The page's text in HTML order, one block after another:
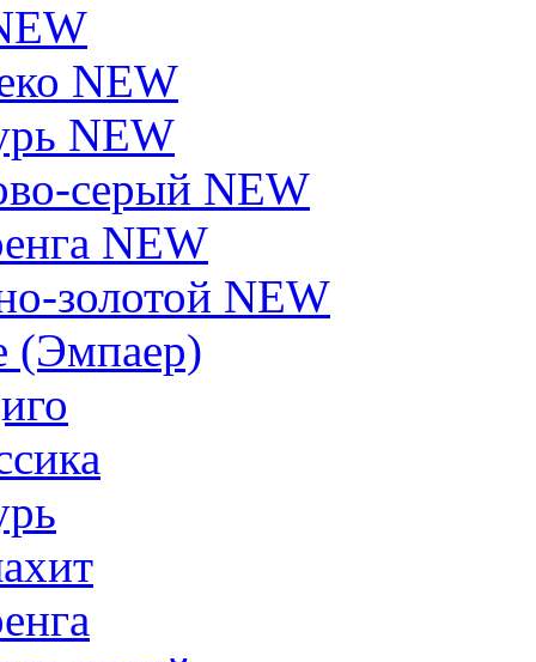
NEW
NEW
серый NEW
NEW
золотой NEW
(Эмпаер)